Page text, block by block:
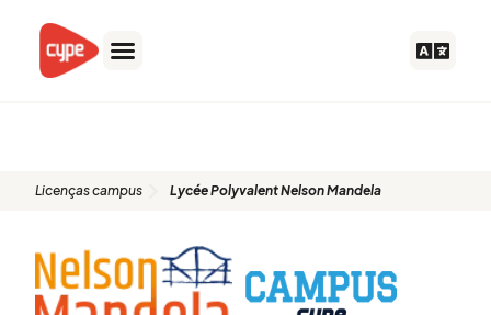
conteúdo
Licenças campus Lycée Polyvalent Nelson Mandela